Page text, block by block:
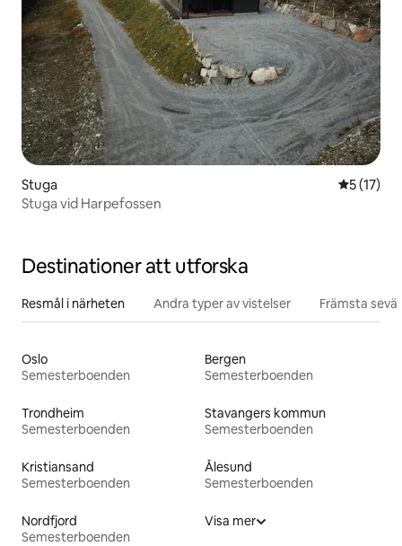
Stuga 5 av 5 i
5 (17)
Stuga vid Harpefossen
Destinationer att utforska
Resmål i närheten Andra typer av vistelser Främsta
Oslo
Semesterboenden
Bergen
Semesterboenden
Trondheim
Semesterboenden
Stavangers kommun
Semesterboenden
Kristiansand
Semesterboenden
Ålesund
Semesterboenden
Nordfjord
Semesterboenden
Visa mer